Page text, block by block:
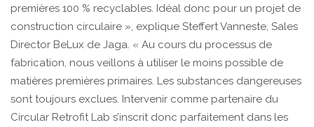
premières 100 % recyclables. Idéal donc pour un projet de
construction circulaire », explique Steffert Vanneste, Sales
Director BeLux de Jaga. « Au cours du processus de
fabrication, nous veillons à utiliser le moins possible de
matières premières primaires. Les substances dangereuses
sont toujours exclues. Intervenir comme partenaire du
Circular Retrofit Lab s’inscrit donc parfaitement dans les